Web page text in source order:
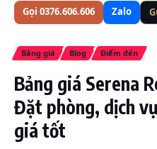
Gọi 0376.606.606 Zalo
Bảng giá Blog Điểm đến
Bảng giá Serena
Đặt phòng, dịch
giá tốt